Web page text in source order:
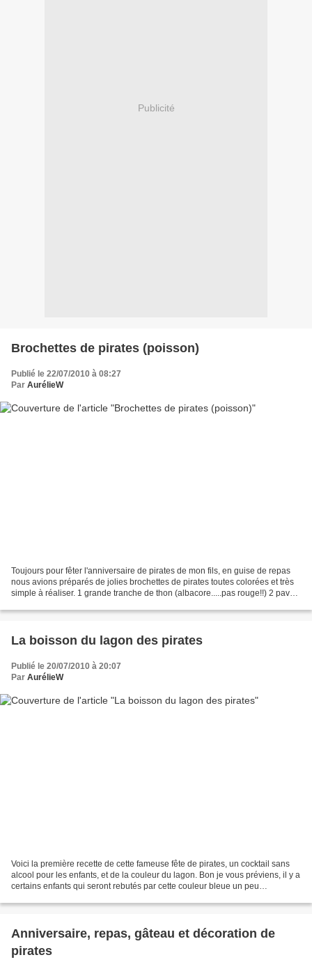
Publicité
Brochettes de pirates (poisson)
Publié le 22/07/2010 à 08:27
Par AurélieW
Toujours pour fêter l'anniversaire de pirates de mon fils, en guise de repas
nous avions préparés de jolies brochettes de pirates toutes colorées et très
simple à réaliser. 1 grande tranche de thon (albacore.....pas rouge!!) 2 pavés
La boisson du lagon des pirates
Publié le 20/07/2010 à 20:07
Par AurélieW
Voici la première recette de cette fameuse fête de pirates, un cocktail sans
alcool pour les enfants, et de la couleur du lagon. Bon je vous préviens, il y a
certains enfants qui seront rebutés par cette couleur bleue un peu
Anniversaire, repas, gâteau et décoration de
pirates